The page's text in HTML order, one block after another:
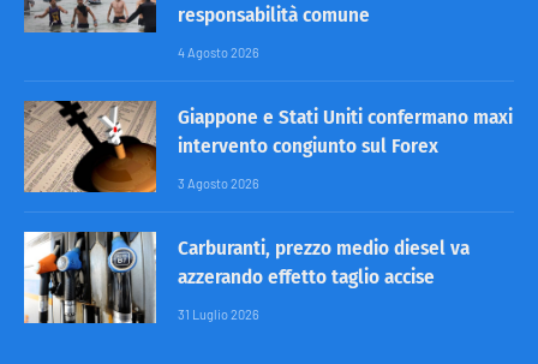
responsabilità comune
4 Agosto 2026
Giappone e Stati Uniti confermano maxi
intervento congiunto sul Forex
3 Agosto 2026
Carburanti, prezzo medio diesel va
azzerando effetto taglio accise
31 Luglio 2026